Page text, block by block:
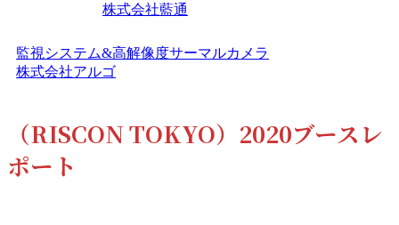
株式会社藍通
監視システム&高解像度サーマルカメラ
株式会社アルゴ
（RISCON TOKYO）2020ブースレ
ポート